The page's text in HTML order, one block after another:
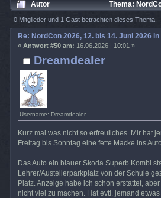
Autor
Thema:
2026 in Hamburg (Gelesen 3565 mal)
0 Mitglieder und 1 Gast betrachten dieses Thema.
Dreamdealer
Username: Dreamdealer
Re: NordCon 2026, 12. bis 14. Juni 2026
« Antwort #50 am: 16.06.2026 | 10:01 »
Kurz mal was nicht so erfreuliches. Mir hat
Freitag bis Sonntag eine fette Macke ins
Das Auto ein blauer Skoda Superb Kombi
Lehrer/Austellerparkplatz von der Schule
Platz. Anzeige habe ich schon erstattet,
nicht viel zu machen. Hat evtl. jemand etwas